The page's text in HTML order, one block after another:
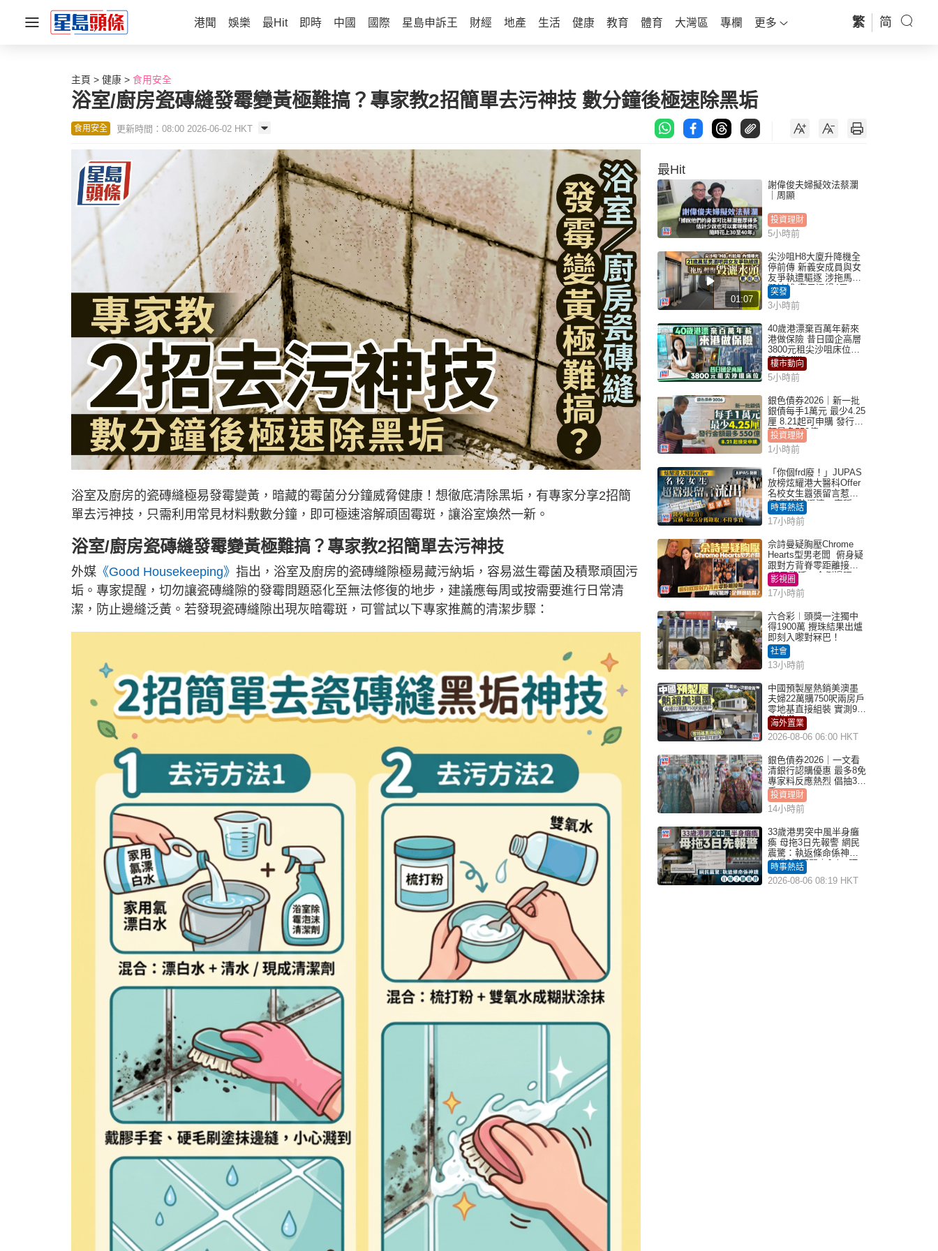
港聞 娛樂 最Hit 即時 中國 國際 星島申訴王 財經 地產 生活 健康 教育 體育 大灣區 專欄 更多 繁 简
主頁 健康 食用安全
浴室/廚房瓷磚縫發霉變黃極難搞？專家教2招簡單去污神技 數分鐘後極速除黑垢
食用安全 更新時間：08:00 2026-06-02 HKT
浴室及廚房的瓷磚縫極易發霉變黃，暗藏的霉菌分分鐘威脅健康！想徹底清除黑垢，有專家分享2招簡
單去污神技，只需利用常見材料敷數分鐘，即可極速溶解頑固霉斑，讓浴室煥然一新。
浴室/廚房瓷磚縫發霉變黃極難搞？專家教2招簡單去污神技
外媒 《Good Housekeeping》 指出，浴室及廚房的瓷磚縫隙極易藏污納垢，容易滋生霉菌及積聚頑固污
垢。專家提醒，切勿讓瓷磚縫隙的發霉問題惡化至無法修復的地步，建議應每周或按需要進行日常清
潔，防止邊縫泛黃。若發現瓷磚縫隙出現灰暗霉斑，可嘗試以下專家推薦的清潔步驟：
最Hit
謝偉俊夫婦擬效法蔡瀾
｜周顯
投資理財
5小時前
01:07
尖沙咀H8大廈升降機全
停前傳 新義安成員與女
友爭執遭驅逐 涉拖馬刑
毀被捕 警另通緝4男
突發
3小時前
40歲港漂棄百萬年薪來
港做保險 昔日國企高層
3800元租尖沙咀床位｜
租盤Million
樓市動向
5小時前
銀色債券2026｜新一批
銀債每手1萬元 最少4.25
厘 8.21起可申購 發行金
額最多550億
投資理財
1小時前
「你個frd廢！」JUPAS
放榜炫耀港大醫科Offer
名校女生囂張留言惹眾
怒 醫學院澄清：宣稱
「40.5分獲錄取」不符事
實｜Juicy叮
時事熱話
17小時前
佘詩曼疑胸壓Chrome
Hearts型男老闆 俯身疑
跟對方背脊零距離接觸
網民驚呼：企側邊唔
得？
影視圈
17小時前
六合彩︱頭獎一注獨中
得1900萬 攪珠結果出爐
即刻入嚟對冧巴！
社會
13小時前
中國預製屋熱銷美澳墨
夫婦22萬購750呎兩房戶
零地基直接組裝 實測9個
月激讚
海外置業
2026-08-06 06:00 HKT
銀色債券2026｜一文看
清銀行認購優惠 最多8免
專家料反應熱烈 倡抽30
手
投資理財
14小時前
33歲港男突中風半身癱
瘓 母拖3日先報警 網民
震驚：執返條命係神蹟
自爆2個惡習｜Juicy叮
時事熱話
2026-08-06 08:19 HKT